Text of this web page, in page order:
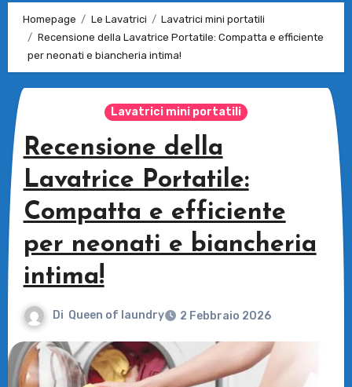
Homepage Le Lavatrici
Lavatrici mini portatili
Recensione della Lavatrice Portatile: Compatta e efficiente
per neonati e biancheria intima!
Lavatrici mini portatili
Recensione della
Lavatrice Portatile:
Compatta e efficiente
per neonati e biancheria
intima!
Di Queen of laundry 2 Febbraio 2026